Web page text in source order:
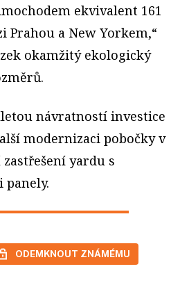
ekvivalent 161
Prahou a New Yorkem,“
okamžitý ekologický
návratností investice
modernizaci pobočky v
yardu s
panely.
ODEMKNOUT ZNÁMÉMU